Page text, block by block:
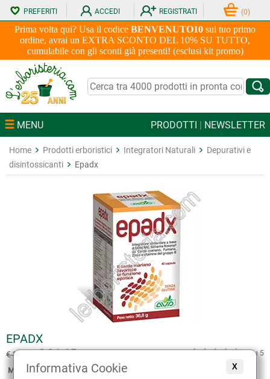
X
Informativa Cookie
Prima volta qui? Usa il codice BENVENUTO10 sul tuo primo
ordine, avrai un EXTRA SCONTO DEL 10% SU TUTTO,
cumulabile con gli sconti già presenti! (esclusi kit promo)
PREFERITI ACCEDI REGISTRATI (0)
MENU PRODOTTI | NEWSLETTER
Home Prodotti erboristici Integratori Naturali
Depurativi e
disintossicanti
Epadx
EPADX
€ 38.50 € 34.65 5 su 5
Marca: A.V.D. Reform